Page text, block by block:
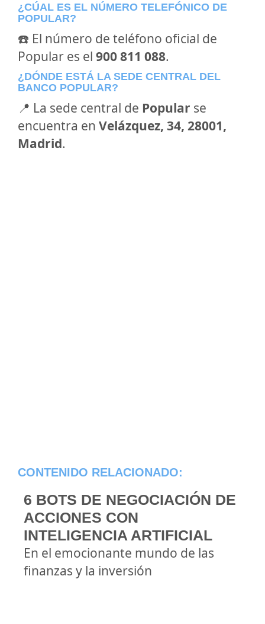
¿CÚAL ES EL NÚMERO TELEFÓNICO DE
POPULAR?
☎️ El número de teléfono oficial de
Popular es el 900 811 088.
¿DÓNDE ESTÁ LA SEDE CENTRAL DEL
BANCO POPULAR?
📍 La sede central de Popular se
encuentra en Velázquez, 34, 28001,
Madrid.
CONTENIDO RELACIONADO:
6 BOTS DE NEGOCIACIÓN DE
ACCIONES CON
INTELIGENCIA ARTIFICIAL
En el emocionante mundo de las
finanzas y la inversión